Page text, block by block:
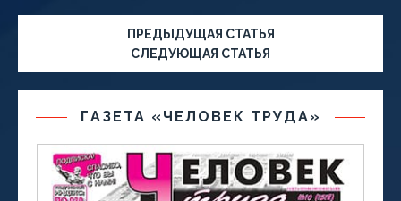
ПРЕДЫДУЩАЯ СТАТЬЯ
СЛЕДУЮЩАЯ СТАТЬЯ
ГАЗЕТА «ЧЕЛОВЕК ТРУДА»